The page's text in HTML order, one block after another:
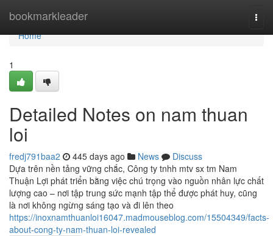
bookmarkleader
Home
Home
1
Detailed Notes on nam thuan
loi
fredj791baa2 445 days ago News
Discuss
Dựa trên nền tảng vững chắc, Công ty tnhh mtv sx tm Nam
Thuận Lợi phát triển bằng việc chú trọng vào nguồn nhân lực chất
lượng cao – nơi tập trung sức mạnh tập thể được phát huy, cũng
là nơi không ngừng sáng tạo và đi lên theo
https://inoxnamthuanloi16047.madmouseblog.com/15504349/facts-
about-cong-ty-nam-thuan-loi-revealed